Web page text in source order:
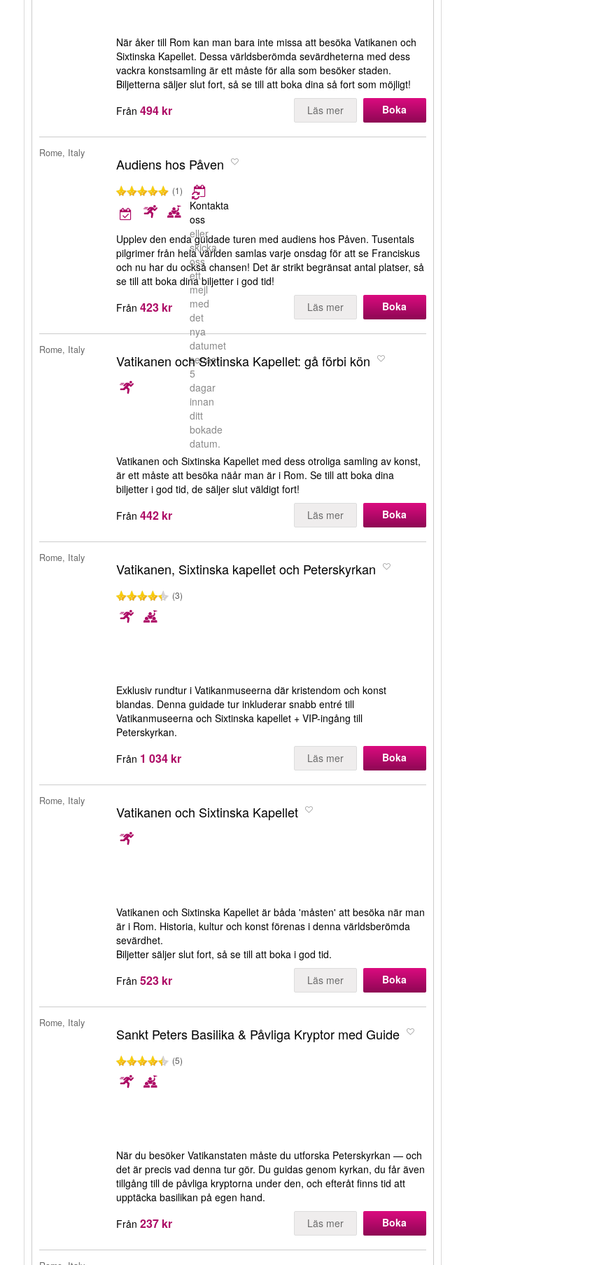
När åker till Rom kan man bara inte missa att besöka Vatikanen och
Sixtinska Kapellet. Dessa världsberömda sevärdheterna med dess
vackra konstsamling är ett måste för alla som besöker staden.
Biljetterna säljer slut fort, så se till att boka dina så fort som möjligt!
Från 494 kr Läs mer Boka
Rome, Italy
Audiens hos Påven
(1)
Kontakta
oss
eller
skicka
oss
ett
mejl
med
det
nya
datumet
senast
5
dagar
innan
ditt
bokade
datum.
Upplev den enda guidade turen med audiens hos Påven. Tusentals
pilgrimer från hela världen samlas varje onsdag för att se Franciskus
och nu har du också chansen! Det är strikt begränsat antal platser, så
se till att boka dina biljetter i god tid!
Från 423 kr Läs mer Boka
Rome, Italy
Vatikanen och Sixtinska Kapellet: gå förbi kön
Vatikanen och Sixtinska Kapellet med dess otroliga samling av konst,
är ett måste att besöka näår man är i Rom. Se till att boka dina
biljetter i god tid, de säljer slut väldigt fort!
Från 442 kr Läs mer Boka
Rome, Italy
Vatikanen, Sixtinska kapellet och Peterskyrkan
(3)
Exklusiv rundtur i Vatikanmuseerna där kristendom och konst
blandas. Denna guidade tur inkluderar snabb entré till
Vatikanmuseerna och Sixtinska kapellet + VIP-ingång till
Peterskyrkan.
Från 1 034 kr Läs mer Boka
Rome, Italy
Vatikanen och Sixtinska Kapellet
Vatikanen och Sixtinska Kapellet är båda 'måsten' att besöka när man
är i Rom. Historia, kultur och konst förenas i denna världsberömda
sevärdhet.
Biljetter säljer slut fort, så se till att boka i god tid.
Från 523 kr Läs mer Boka
Rome, Italy
Sankt Peters Basilika & Påvliga Kryptor med Guide
(5)
När du besöker Vatikanstaten måste du utforska Peterskyrkan — och
det är precis vad denna tur gör. Du guidas genom kyrkan, du får även
tillgång till de påvliga kryptorna under den, och efteråt finns tid att
upptäcka basilikan på egen hand.
Från 237 kr Läs mer Boka